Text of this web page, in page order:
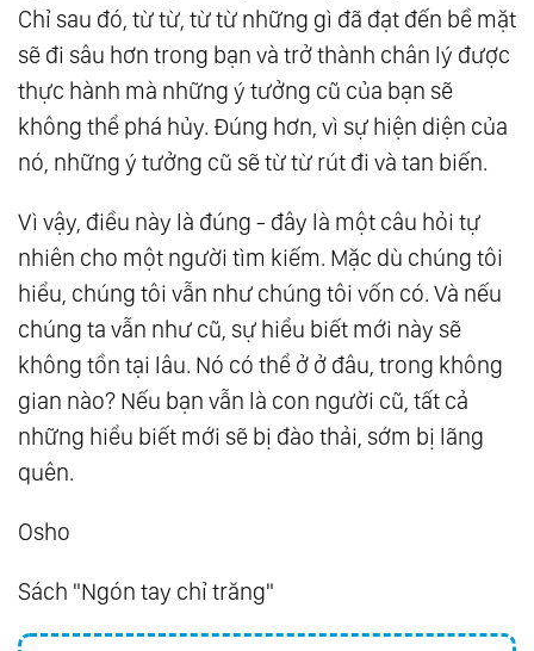
Chỉ sau đó, từ từ, từ từ những gì đã đạt đến bề mặt
sẽ đi sâu hơn trong bạn và trở thành chân lý được
thực hành mà những ý tưởng cũ của bạn sẽ
không thể phá hủy. Đúng hơn, vì sự hiện diện của
nó, những ý tưởng cũ sẽ từ từ rút đi và tan biến.
Vì vậy, điều này là đúng - đây là một câu hỏi tự
nhiên cho một người tìm kiếm. Mặc dù chúng tôi
hiểu, chúng tôi vẫn như chúng tôi vốn có. Và nếu
chúng ta vẫn như cũ, sự hiểu biết mới này sẽ
không tồn tại lâu. Nó có thể ở ở đâu, trong không
gian nào? Nếu bạn vẫn là con người cũ, tất cả
những hiểu biết mới sẽ bị đào thải, sớm bị lãng
quên.
Osho
Sách "Ngón tay chỉ trăng"